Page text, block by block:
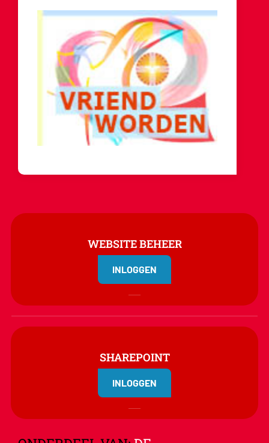
WEBSITE BEHEER
INLOGGEN
SHAREPOINT
INLOGGEN